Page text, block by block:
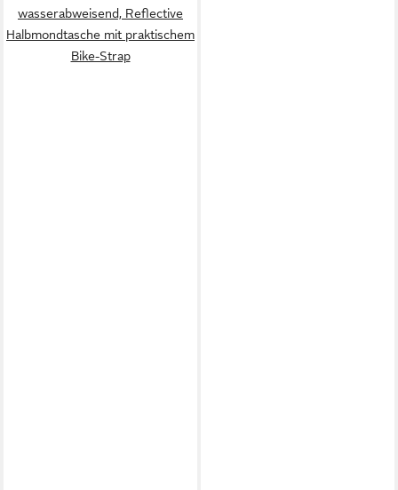
wasserabweisend, Reflective
Halbmondtasche mit praktischem
Bike-Strap